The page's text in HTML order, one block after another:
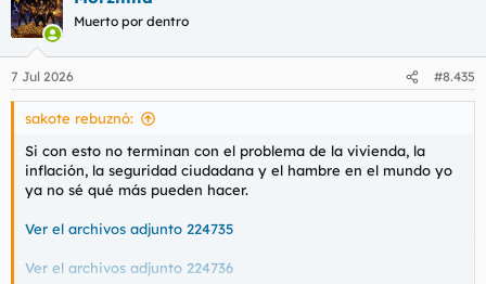
c
i
e
s
Muerto por dentro
7 Jul 2026 #8.435
sakote rebuznó:
Si con esto no terminan con el problema de la vivienda, la
inflación, la seguridad ciudadana y el hambre en el mundo yo
ya no sé qué más pueden hacer.
Ver el archivos adjunto 224735
Ver el archivos adjunto 224736